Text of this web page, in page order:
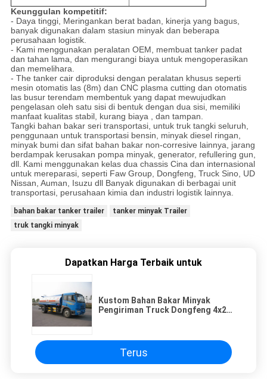
Keunggulan kompetitif:
- Daya tinggi, Meringankan berat badan, kinerja yang bagus,
banyak digunakan dalam stasiun minyak dan beberapa
perusahaan logistik.
- Kami menggunakan peralatan OEM, membuat tanker padat
dan tahan lama, dan mengurangi biaya untuk mengoperasikan
dan memelihara.
- The tanker cair diproduksi dengan peralatan khusus seperti
mesin otomatis las (8m) dan CNC plasma cutting dan otomatis
las busur terendam membentuk yang dapat mewujudkan
pengelasan oleh satu sisi di bentuk dengan dua sisi, memiliki
manfaat kualitas stabil, kurang biaya , dan tampan.
Tangki bahan bakar seri transportasi, untuk truk tangki seluruh,
penggunaan untuk transportasi bensin, minyak diesel ringan,
minyak bumi dan sifat bahan bakar non-corresive lainnya, jarang
berdampak kerusakan pompa minyak, generator, refullering gun,
dll. Kami menggunakan kelas dua chassis Cina dan internasional
untuk mereparasi, seperti Faw Group, Dongfeng, Truck Sino, UD
Nissan, Auman, Isuzu dll Banyak digunakan di berbagai unit
transportasi, perusahaan kimia dan industri logistik lainnya.
bahan bakar tanker trailer
tanker minyak Trailer
truk tangki minyak
Dapatkan Harga Terbaik untuk
Kustom Bahan Bakar Minyak
Pengiriman Truck Dongfeng 4x2
Terus